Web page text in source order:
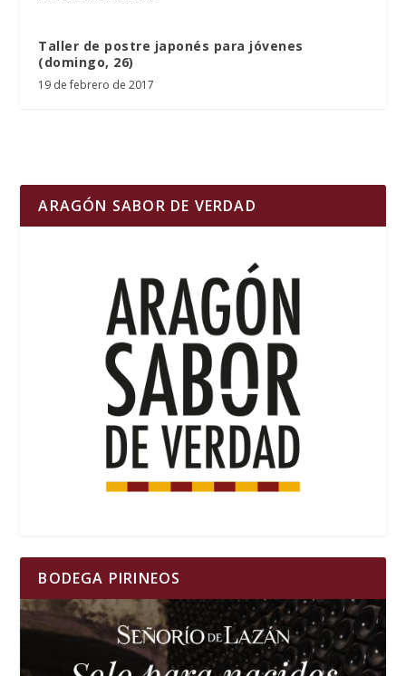
Taller de postre japonés para jóvenes
(domingo, 26)
19 de febrero de 2017
ARAGÓN SABOR DE VERDAD
BODEGA PIRINEOS